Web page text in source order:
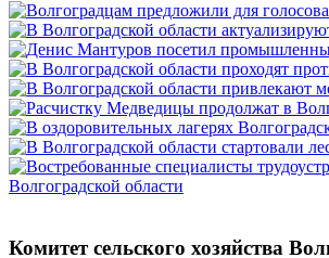
Волгоградской области
Комитет сельского хозяйства